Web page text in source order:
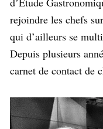
rejoindre les chefs
qui d’ailleurs se
Depuis plusieurs
carnet de contact de